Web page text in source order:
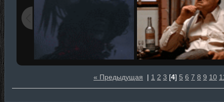
« Предыдущая | 1 2 3 [4] 5 6 7 8 9 10